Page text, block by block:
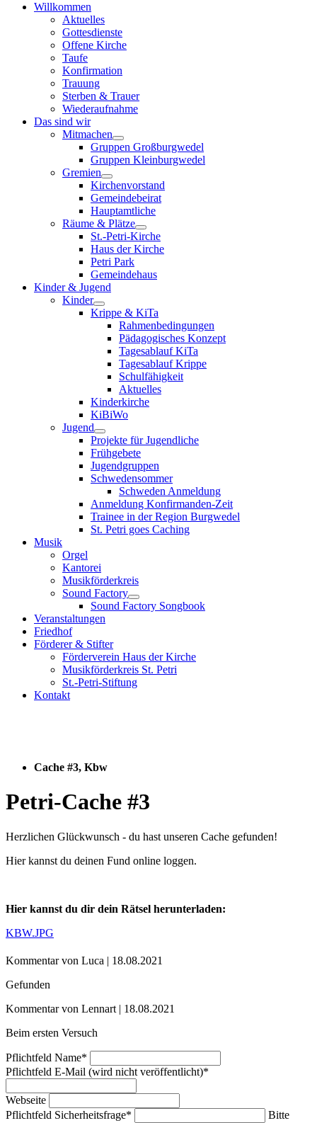
Willkommen
Aktuelles
Gottesdienste
Offene Kirche
Taufe
Konfirmation
Trauung
Sterben & Trauer
Wiederaufnahme
Das sind wir
Mitmachen
Gruppen Großburgwedel
Gruppen Kleinburgwedel
Gremien
Kirchenvorstand
Gemeindebeirat
Hauptamtliche
Räume & Plätze
St.-Petri-Kirche
Haus der Kirche
Petri Park
Gemeindehaus
Kinder & Jugend
Kinder
Krippe & KiTa
Rahmenbedingungen
Pädagogisches Konzept
Tagesablauf KiTa
Tagesablauf Krippe
Schulfähigkeit
Aktuelles
Kinderkirche
KiBiWo
Jugend
Projekte für Jugendliche
Frühgebete
Jugendgruppen
Schwedensommer
Schweden Anmeldung
Anmeldung Konfirmanden-Zeit
Trainee in der Region Burgwedel
St. Petri goes Caching
Musik
Orgel
Kantorei
Musikförderkreis
Sound Factory
Sound Factory Songbook
Veranstaltungen
Friedhof
Förderer & Stifter
Förderverein Haus der Kirche
Musikförderkreis St. Petri
St.-Petri-Stiftung
Kontakt
Cache #3, Kbw
Petri-Cache #3
Herzlichen Glückwunsch - du hast unseren Cache gefunden!
Hier kannst du deinen Fund online loggen.
Hier kannst du dir dein Rätsel herunterladen:
KBW.JPG
Kommentar von Luca | 18.08.2021
Gefunden
Kommentar von Lennart | 18.08.2021
Beim ersten Versuch
Pflichtfeld Name*
Pflichtfeld E-Mail (wird nicht veröffentlicht)*
Webseite
Pflichtfeld Sicherheitsfrage* Bitte